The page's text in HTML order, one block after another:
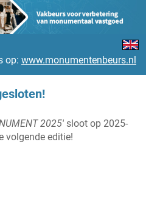
op: www.monumentenbeurs.nl
2025' sloot op 2025-
volgende editie!